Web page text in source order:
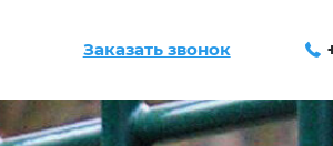
Заказать звонок